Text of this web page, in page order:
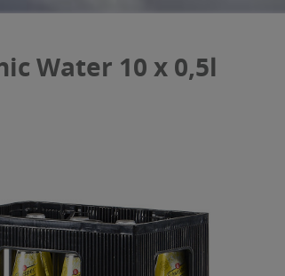
Water 10 x 0,5l